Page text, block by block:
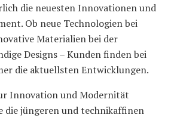
die neuesten Innovationen und
Ob neue Technologien bei
Materialien bei der
Designs – Kunden finden bei
die aktuellsten Entwicklungen.
Innovation und Modernität
die jüngeren und technikaffinen